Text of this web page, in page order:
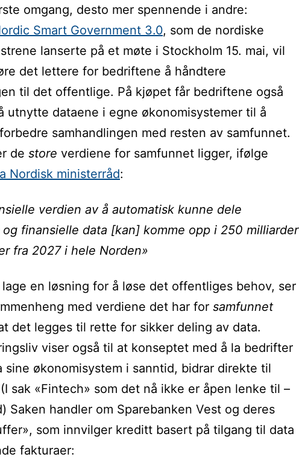
omgang, desto mer spennende i andre:
Smart Government 3.0, som de nordiske
lanserte på et møte i Stockholm 15. mai, vil
det lettere for bedriftene å håndtere
til det offentlige. På kjøpet får bedriftene også
utnytte dataene i egne økonomisystemer til å
samhandlingen med resten av samfunnet.
de store verdiene for samfunnet ligger, ifølge
Nordisk ministerråd:
verdien av å automatisk kunne dele
finansielle data [kan] komme opp i 250 milliarder
fra 2027 i hele Norden»
en løsning for å løse det offentliges behov, ser
med verdiene det har for samfunnet
det legges til rette for sikker deling av data.
viser også til at konseptet med å la bedrifter
sine økonomisystem i sanntid, bidrar direkte til
sak «Fintech» som det nå ikke er åpen lenke til –
Saken handler om Sparebanken Vest og deres
som innvilger kreditt basert på tilgang til data
fakturaer: